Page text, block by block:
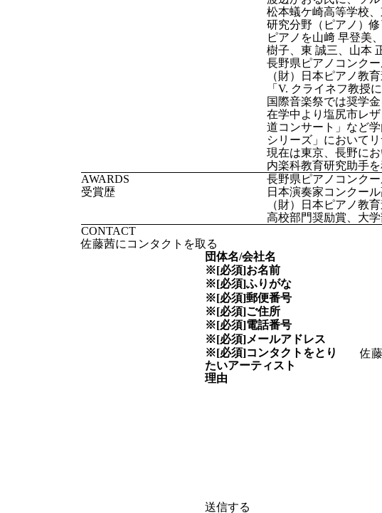
松本蟻ケ崎高等学校
研究分野（ピアノ）修
ピアノを山﨑 早登美
樹子、東 誠三、山本
長野県ピアノコンク
（財）日本ピアノ教
「V. クライネフ教授
国際音楽祭では奨学
在学中より塩尻市レ
道コンサート」など
シリーズ」において
現在は東京、長野に
内楽科教育研究助手を
AWARDS
受賞歴
長野県ピアノコンク
日本演奏家コンクー
（財）日本ピアノ教
高校部門奨励賞、大
CONTACT
佐藤茜にコンタクトを取る
団体名/会社名
※[必須]お名前
※[必須]ふりがな
※[必須]郵便番号
※[必須]ご住所
※[必須]電話番号
※[必須]メールアドレス
※[必須]コンタクトをとり
たいアーティスト
理由